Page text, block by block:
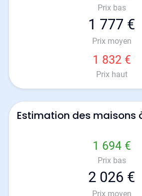
Prix bas
1 777 €
Prix moyen
1 832 €
Prix haut
Estimation des maisons
1 694 €
Prix bas
2 026 €
Prix moyen